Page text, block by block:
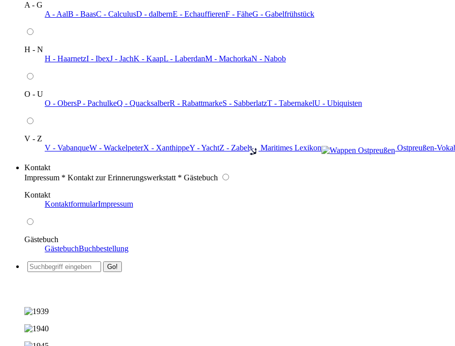
A - G
A - AalB - BaasC - CalculusD - dalbernE - EchauffierenF - FäheG - Gabelfrühstück
H - N
H - HaarnetzI - IbexJ - JachK - KaapL - LaberdanM - MachorkaN - Nabob
O - U
O - ObersP - PachulkeQ - QuacksalberR - RabattmarkeS - SabberlatzT - TabernakelU - Ubiquisten
V - Z
V - VabanqueW - WackelpeterX - XanthippeY - YachtZ - Zabel ️ Maritimes Lexikon Ostpreußen-
Kontakt
Impressum * Kontakt zur Erinnerungswerkstatt * Gästebuch
Kontakt
KontaktformularImpressum
Gästebuch
GästebuchBuchbestellung